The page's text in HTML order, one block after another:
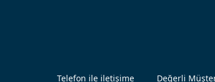
Telefon ile iletişime
Değerli